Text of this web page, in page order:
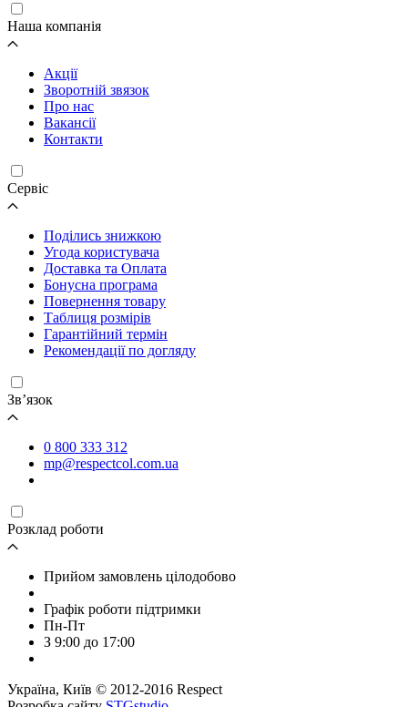
Наша компанія
Акції
Зворотній звязок
Про нас
Вакансії
Контакти
Cервіс
Поділись знижкою
Угода користувача
Доставка та Оплата
Бонусна програма
Повернення товару
Таблиця розмірів
Гарантійний термін
Рекомендації по догляду
Зв’язок
0 800 333 312
mp@respectcol.com.ua
Розклад роботи
Прийом замовлень цілодобово
Графік роботи підтримки
Пн-Пт
З 9:00 до 17:00
Україна, Київ © 2012-2016 Respect